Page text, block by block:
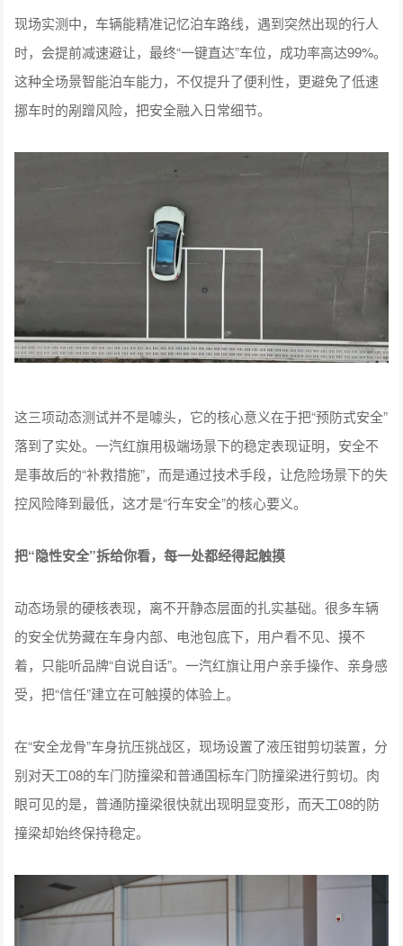
现场实测中，车辆能精准记忆泊车路线，遇到突然出现的行人
时，会提前减速避让，最终“一键直达”车位，成功率高达99%。
这种全场景智能泊车能力，不仅提升了便利性，更避免了低速
挪车时的剐蹭风险，把安全融入日常细节。
这三项动态测试并不是噱头，它的核心意义在于把“预防式安全”
落到了实处。一汽红旗用极端场景下的稳定表现证明，安全不
是事故后的“补救措施”，而是通过技术手段，让危险场景下的失
控风险降到最低，这才是“行车安全”的核心要义。
把“隐性安全”拆给你看，每一处都经得起触摸
动态场景的硬核表现，离不开静态层面的扎实基础。很多车辆
的安全优势藏在车身内部、电池包底下，用户看不见、摸不
着，只能听品牌“自说自话”。一汽红旗让用户亲手操作、亲身感
受，把“信任”建立在可触摸的体验上。
在“安全龙骨”车身抗压挑战区，现场设置了液压钳剪切装置，分
别对天工08的车门防撞梁和普通国标车门防撞梁进行剪切。肉
眼可见的是，普通防撞梁很快就出现明显变形，而天工08的防
撞梁却始终保持稳定。